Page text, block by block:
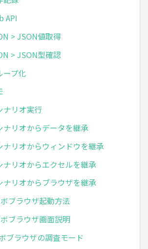
API
> JSON値取得
> JSON型確認
ープ化
ナリオ実行
ナリオからデータを継承
ナリオからウィンドウを継承
ナリオからエクセルを継承
ナリオからブラウザを継承
ブラウザ起動方法
ブラウザ画面説明
ブラウザの調査モード